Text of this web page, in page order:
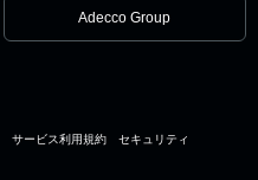
Adecco Group
サービス利用規約 セキュリティ